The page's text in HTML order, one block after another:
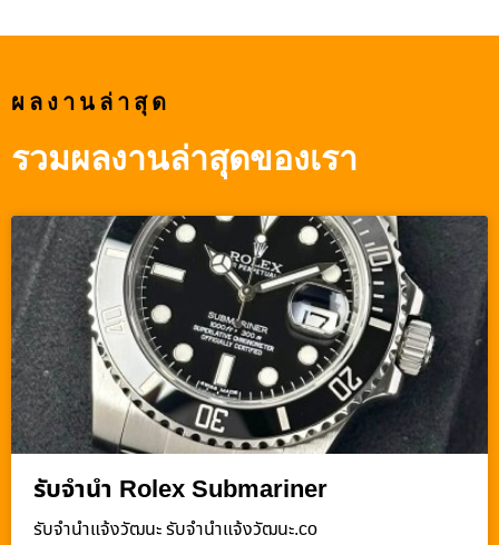
ผลงานล่าสุด
รวมผลงานล่าสุดของเรา
รับจำนำ Rolex Submariner
รับจํานําแจ้งวัฒนะ รับจํานําแจ้งวัฒนะ.co